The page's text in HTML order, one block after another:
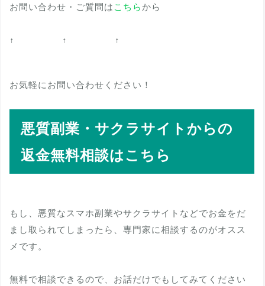
お問い合わせ・ご質問は こちら から
↑ ↑ ↑
お気軽にお問い合わせください！
悪質副業・サクラサイトからの
返金無料相談はこちら
もし、悪質なスマホ副業やサクラサイトなどでお金をだ
まし取られてしまったら、専門家に相談するのがオスス
メです。
無料で相談できるので、お話だけでもしてみてください